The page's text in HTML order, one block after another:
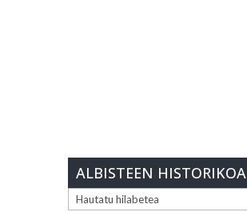
ALBISTEEN HISTORIKOA
ALBISTEEN